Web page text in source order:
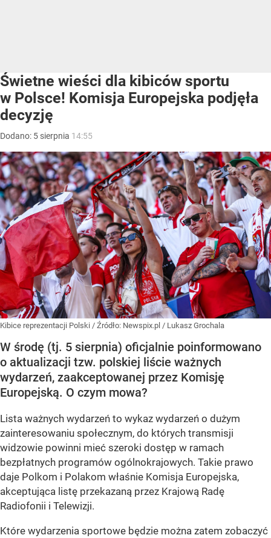
Świetne wieści dla kibiców sportu
w Polsce! Komisja Europejska podjęła
decyzję
Dodano: 5 sierpnia 14:55
Kibice reprezentacji Polski / Źródło: Newspix.pl / Lukasz Grochala
W środę (tj. 5 sierpnia) oficjalnie poinformowano
o aktualizacji tzw. polskiej liście ważnych
wydarzeń, zaakceptowanej przez Komisję
Europejską. O czym mowa?
Lista ważnych wydarzeń to wykaz wydarzeń o dużym
zainteresowaniu społecznym, do których transmisji
widzowie powinni mieć szeroki dostęp w ramach
bezpłatnych programów ogólnokrajowych. Takie prawo
daje Polkom i Polakom właśnie Komisja Europejska,
akceptująca listę przekazaną przez Krajową Radę
Radiofonii i Telewizji.
Które wydarzenia sportowe będzie można zatem zobaczyć